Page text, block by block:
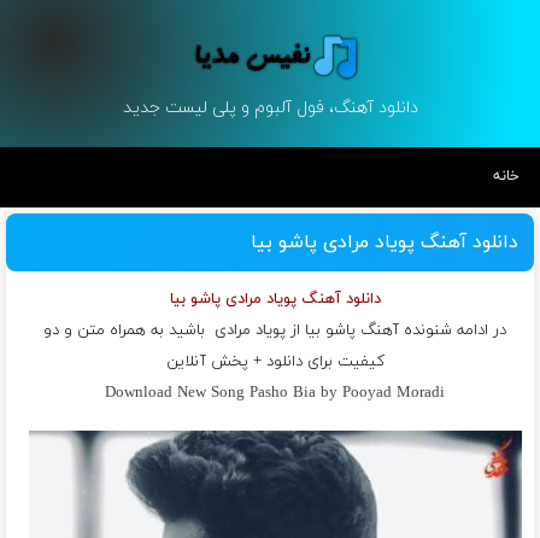
دانلود آهنگ، فول آلبوم و پلی لیست جدید
خانه
دانلود آهنگ پویاد مرادی پاشو بیا
دانلود آهنگ پویاد مرادی پاشو بیا
در ادامه شنونده آهنگ پاشو بیا از پویاد مرادی باشید به همراه متن و دو
کیفیت برای دانلود + پخش آنلاین
Download New Song Pasho Bia by Pooyad Moradi